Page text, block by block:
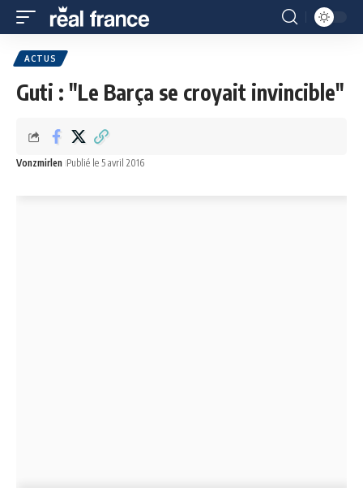
ACTUS
Guti : "Le Barça se croyait invincible"
Vonzmirlen Publié le 5 avril 2016